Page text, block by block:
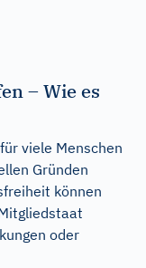
– Wie es
viele Menschen
Gründen
können
oder